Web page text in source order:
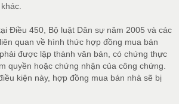
Điều 450, Bộ luật Dân sự năm 2005 và các
quan về hình thức hợp đồng mua bán
được lập thành văn bản, có chứng thực
quyền hoặc chứng nhận của công chứng.
kiện này, hợp đồng mua bán nhà sẽ bị